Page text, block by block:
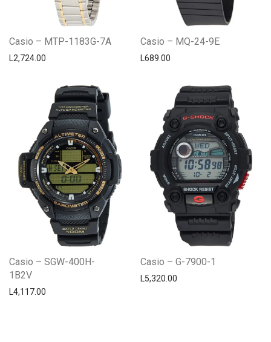
Casio – MTP-1183G-7A
L2,724.00
Casio – MQ-24-9E
L689.00
Casio – SGW-400H-
1B2V
L4,117.00
Casio – G-7900-1
L5,320.00